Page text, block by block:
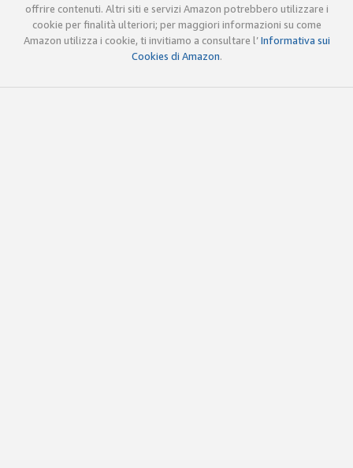
offrire contenuti. Altri siti e servizi Amazon potrebbero utilizzare i
cookie per finalità ulteriori; per maggiori informazioni su come
Amazon utilizza i cookie, ti invitiamo a consultare l’Informativa sui
Cookies di Amazon.